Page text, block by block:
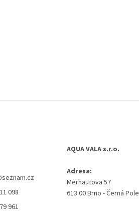
seznam.cz
098
961
AQUA VALA s.r.o.
Adresa:
Merhautova 57
613 00 Brno - Černá Pole